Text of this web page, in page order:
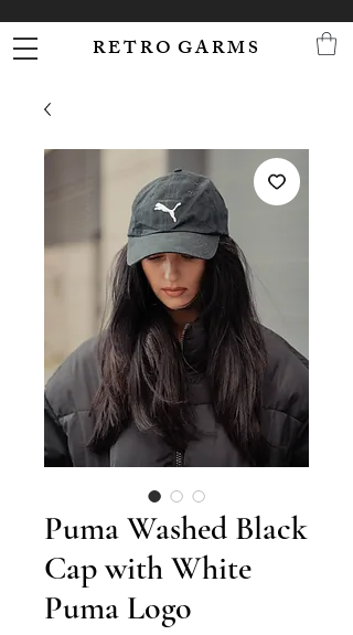
R E T R O G A R M S
Puma Washed Black
Cap with White
Puma Logo